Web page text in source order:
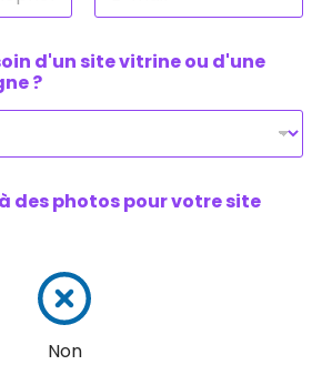
d'un site vitrine ou d'une
?
des photos pour votre site
Non